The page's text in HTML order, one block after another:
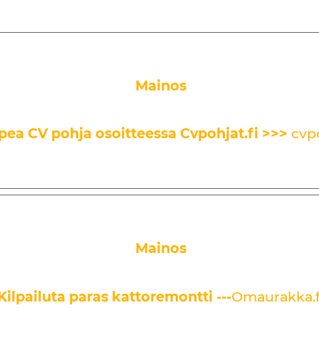
Mainos
CV pohja osoitteessa Cvpohjat.fi >>>
Mainos
paras kattoremontti ---